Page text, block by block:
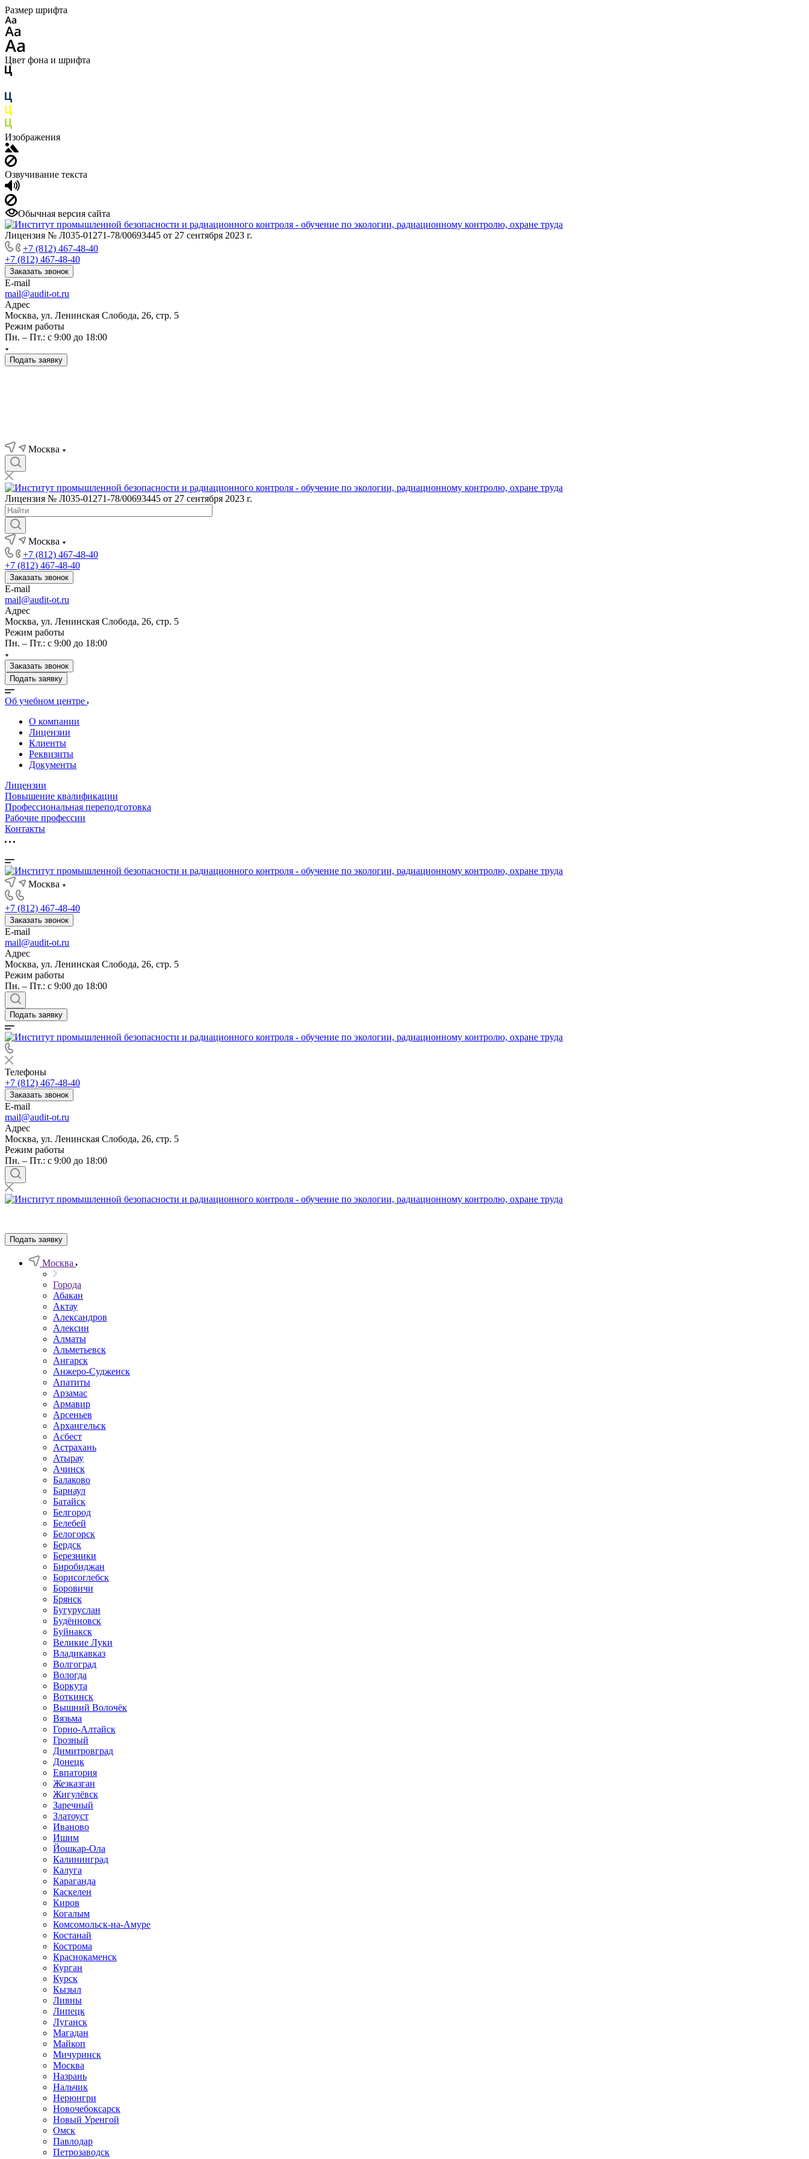
Размер шрифта
Цвет фона и шрифта
Изображения
Озвучивание текста
Обычная версия сайта
Лицензия № Л035-01271-78/00693445 от 27 сентября 2023 г.
+7 (812) 467-48-40
+7 (812) 467-48-40
Заказать звонок
E-mail
mail@audit-ot.ru
Адрес
Москва, ул. Ленинская Слобода, 26, стр. 5
Режим работы
Пн. – Пт.: с 9:00 до 18:00
Подать заявку
Москва
Лицензия № Л035-01271-78/00693445 от 27 сентября 2023 г.
Москва
+7 (812) 467-48-40
+7 (812) 467-48-40
Заказать звонок
E-mail
mail@audit-ot.ru
Адрес
Москва, ул. Ленинская Слобода, 26, стр. 5
Режим работы
Пн. – Пт.: с 9:00 до 18:00
Заказать звонок
Подать заявку
Об учебном центре
О компании
Лицензии
Клиенты
Реквизиты
Документы
Лицензии
Повышение квалификации
Профессиональная переподготовка
Рабочие профессии
Контакты
Москва
+7 (812) 467-48-40
Заказать звонок
E-mail
mail@audit-ot.ru
Адрес
Москва, ул. Ленинская Слобода, 26, стр. 5
Режим работы
Пн. – Пт.: с 9:00 до 18:00
Подать заявку
Телефоны
+7 (812) 467-48-40
Заказать звонок
E-mail
mail@audit-ot.ru
Адрес
Москва, ул. Ленинская Слобода, 26, стр. 5
Режим работы
Пн. – Пт.: с 9:00 до 18:00
Подать заявку
Москва
Города
Абакан
Актау
Александров
Алексин
Алматы
Альметьевск
Ангарск
Анжеро-Судженск
Апатиты
Арзамас
Армавир
Арсеньев
Архангельск
Асбест
Астрахань
Атырау
Ачинск
Балаково
Барнаул
Батайск
Белгород
Белебей
Белогорск
Бердск
Березники
Биробиджан
Борисоглебск
Боровичи
Брянск
Бугуруслан
Будённовск
Буйнакск
Великие Луки
Владикавказ
Волгоград
Вологда
Воркута
Воткинск
Вышний Волочёк
Вязьма
Горно-Алтайск
Грозный
Димитровград
Донецк
Евпатория
Жезказган
Жигулёвск
Заречный
Златоуст
Иваново
Ишим
Йошкар-Ола
Калининград
Калуга
Караганда
Каскелен
Киров
Когалым
Комсомольск-на-Амуре
Костанай
Кострома
Краснокаменск
Курган
Курск
Кызыл
Ливны
Липецк
Луганск
Магадан
Майкоп
Мичуринск
Москва
Назрань
Нальчик
Нерюнгри
Новочебоксарск
Новый Уренгой
Омск
Павлодар
Петрозаводск